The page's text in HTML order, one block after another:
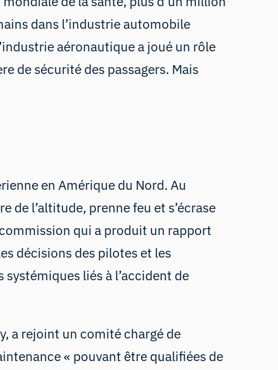
dans l’industrie automobile
aéronautique a joué un rôle
de sécurité des passagers. Mais
en Amérique du Nord. Au
de l’altitude, prenne feu et s’écrase
qui a produit un rapport
décisions des pilotes et les
liés à l’accident de
a rejoint un comité chargé de
« pouvant être qualifiées de